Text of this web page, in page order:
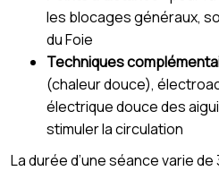
les blocages généraux,
du Foie
Techniques
(chaleur douce),
électrique douce des
stimuler la circulation
La durée d’une séance varie